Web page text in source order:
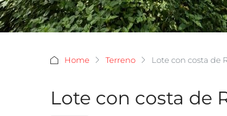
Home Terreno Lote con costa de
Lote con costa de